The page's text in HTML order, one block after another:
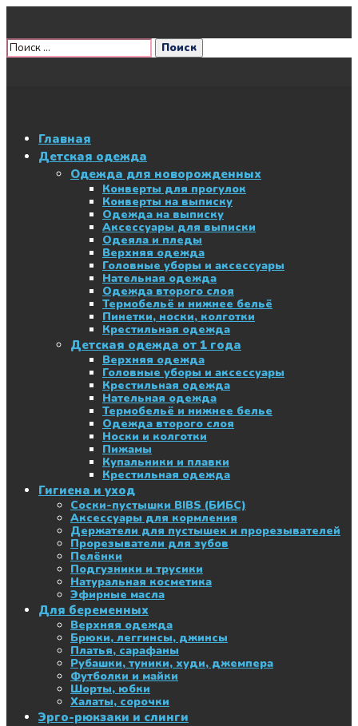
Главная
Детская одежда
Одежда для новорожденных
Конверты для прогулок
Конверты на выписку
Одежда на выписку
Аксессуары для выписки
Одеяла и пледы
Верхняя одежда
Головные уборы и аксессуары
Нательная одежда
Одежда второго слоя
Термобельё и нижнее бельё
Пинетки, носки, колготки
Крестильная одежда
Детская одежда от 1 года
Верхняя одежда
Головные уборы и аксессуары
Крестильная одежда
Нательная одежда
Термобельё и нижнее белье
Одежда второго слоя
Носки и колготки
Пижамы
Купальники и плавки
Крестильная одежда
Гигиена и уход
Соски-пустышки BIBS (БИБС)
Аксессуары для кормления
Держатели для пустышек и прорезывателей
Прорезыватели для зубов
Пелёнки
Подгузники и трусики
Натуральная косметика
Эфирные масла
Для беременных
Верхняя одежда
Брюки, леггинсы, джинсы
Платья, сарафаны
Рубашки, туники, худи, джемпера
Футболки и майки
Шорты, юбки
Халаты, сорочки
Эрго-рюкзаки и слинги